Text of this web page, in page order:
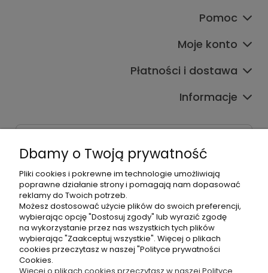
Pomoc
Moje konto
Płatności i dostawa
Informacje
Godziny czynnej infolinii
Pon.-Pt. 9:00-17:00
Telefon:
+48500660700
E-mail:
biuro@hurtowniahellonails.pl
Dbamy o Twoją prywatność
Pliki cookies i pokrewne im technologie umożliwiają
poprawne działanie strony i pomagają nam dopasować
reklamy do Twoich potrzeb.
Możesz dostosować użycie plików do swoich preferencji,
wybierając opcję "Dostosuj zgody" lub wyrazić zgodę
na wykorzystanie przez nas wszystkich tych plików
wybierając "Zaakceptuj wszystkie". Więcej o plikach
cookies przeczytasz w naszej "Polityce prywatności
Cookies.